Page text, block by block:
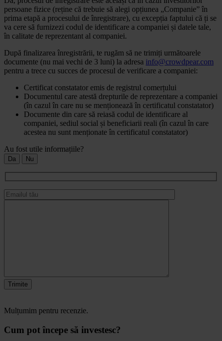
persoane fizice (reține că trebuie să alegi opțiunea „Companie” în
prima etapă a procesului de înregistrare), cu excepția faptului că ți se
va cere să furnizezi codul de identificare a companiei și datele tale,
în calitate de reprezentant al companiei.
După finalizarea înregistrării, te rugăm să ne trimiți următoarele
documente (nu mai vechi de 3 luni) la adresa info@crowdpear.com
pentru a trece cu succes de procesul de verificare a companiei:
Certificat constatator emis de registrul comerțului
Documentul care atestă drepturile de reprezentare a companiei
(în cazul în care nu se menționează în certificatul constatator)
Documente din care să reiasă codul de identificare al
companiei, sediul social și beneficiarii reali (în cazul în care
acestea nu sunt menționate în certificatul constatator)
Au fost utile informațiile?
Da Nu
Trimite
Mulțumim pentru recenzie.
Cum pot începe să investesc?